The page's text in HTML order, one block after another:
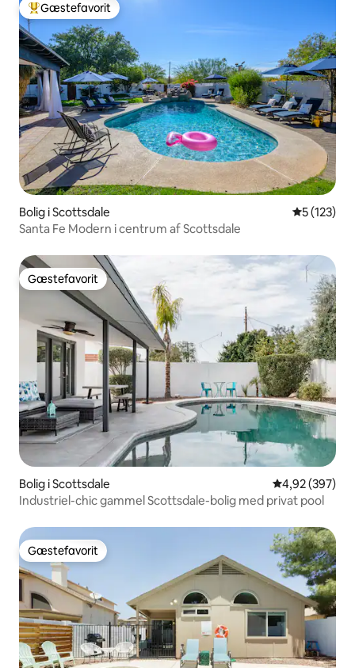
Bedste gæstefavorit
Gæstefavorit
Bolig i Scottsdale 5 ud af 5 i
5 (123)
Santa Fe Modern i centrum af Scottsdale
Gæstefavorit
Gæstefavorit
Bolig i Scottsdale 4,92 ud af 5 i
4,92 (397)
Industriel-chic gammel Scottsdale-bolig med privat pool
Gæstefavorit
Gæstefavorit